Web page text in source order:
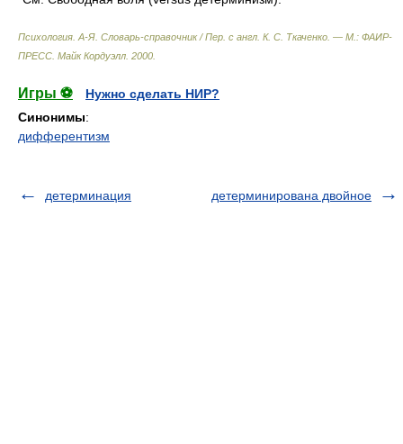
Психология. А-Я. Словарь-справочник / Пер. с англ. К. С. Ткаченко. — М.: ФАИР-
ПРЕСС Майк Кордуэлл 2000
Игры ⚽
Нужно сделать НИР?
Синонимы:
дифферентизм
детерминация детерминирована двойное